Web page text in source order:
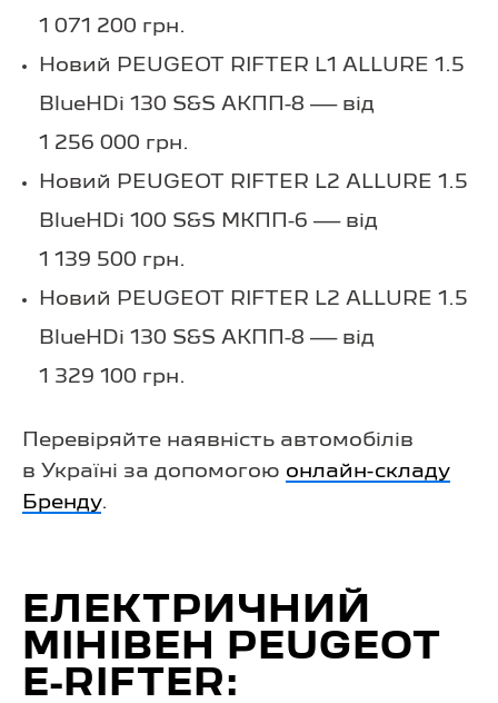
1 071 200 грн.
Новий PEUGEOT RIFTER L1 ALLURE 1.5
BlueHDi 130 S&S АКПП-8 — від
1 256 000 грн.
Новий PEUGEOT RIFTER L2 ALLURE 1.5
BlueHDi 100 S&S МКПП-6 — від
1 139 500 грн.
Новий PEUGEOT RIFTER L2 ALLURE 1.5
BlueHDi 130 S&S АКПП-8 — від
1 329 100 грн.
Перевіряйте наявність автомобілів
в Україні за допомогою онлайн-складу
Бренду.
ЕЛЕКТРИЧНИЙ
МІНІВЕН PEUGEOT
E-RIFTER: